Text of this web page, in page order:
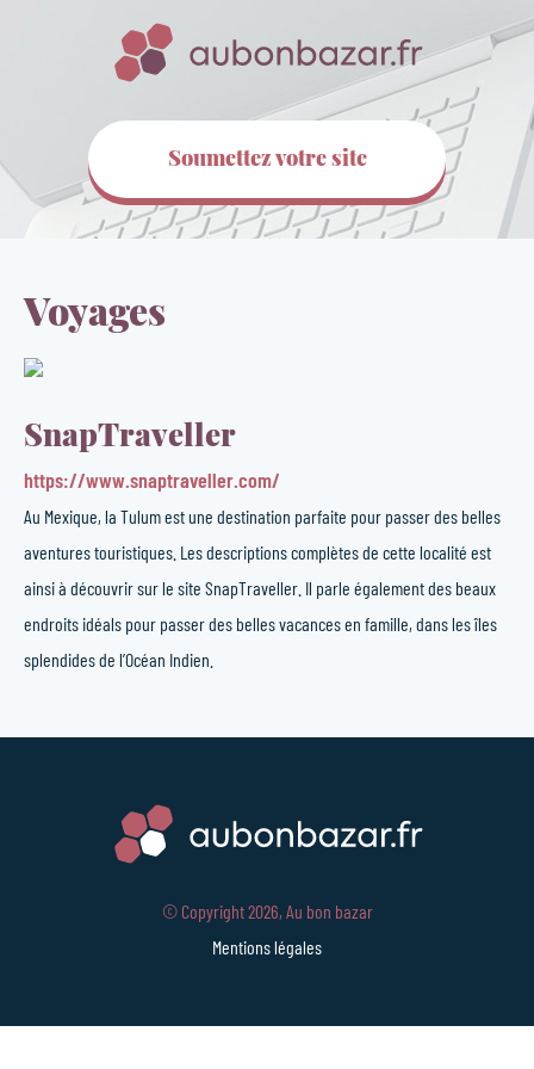
Soumettez votre site
Voyages
SnapTraveller
https://www.snaptraveller.com/
Au Mexique, la Tulum est une destination parfaite pour passer des belles
aventures touristiques. Les descriptions complètes de cette localité est
ainsi à découvrir sur le site SnapTraveller. Il parle également des beaux
endroits idéals pour passer des belles vacances en famille, dans les îles
splendides de l’Océan Indien.
© Copyright 2026, Au bon bazar
Mentions légales